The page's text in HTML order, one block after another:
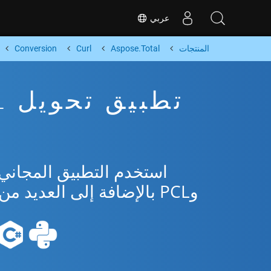
عربي
المنتجات Aspose.Total
Curl
Conversion
وPCL بالإضافة إلى العديد من التنسيقات الشائعة من Microsoft